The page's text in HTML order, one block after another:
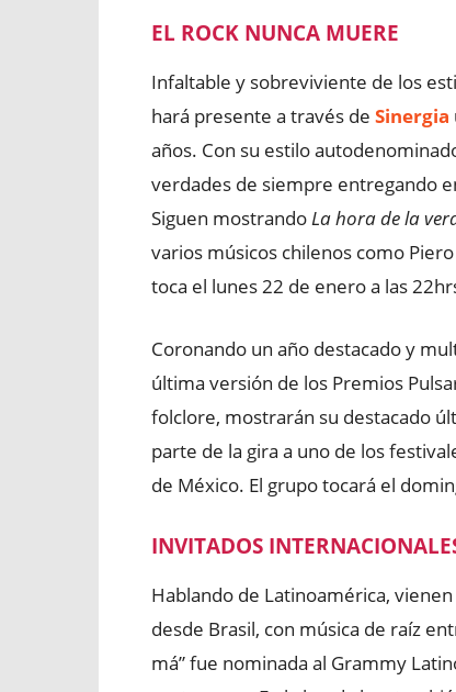
EL ROCK NUNCA MUERE
Infaltable y sobreviviente de los
hará presente a través de Sinergia
años. Con su estilo
verdades de siempre entregando
Siguen mostrandoLa hora de la
varios músicos chilenos como
toca el lunes 22 de enero a las
Coronando un año destacado y
última versión de los Premios
folclore, mostrarán su destacado
parte de la gira a uno de los
de México. El grupo tocará el
INVITADOS
Hablando de Latinoamérica,
desde Brasil, con música de raíz
má” fue nominada al Grammy